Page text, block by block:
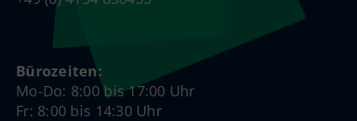
Bürozeiten:
Mo-Do: 8:00 bis 17:00 Uhr
Fr: 8:00 bis 14:30 Uhr